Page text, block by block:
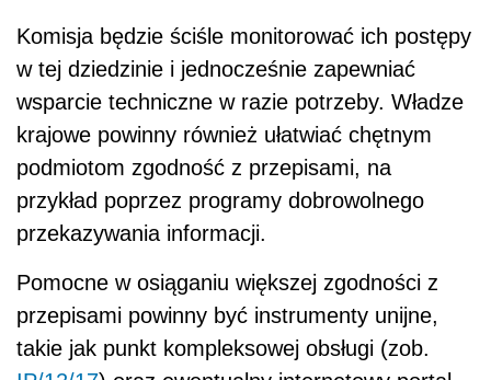
Komisja będzie ściśle monitorować ich postępy
w tej dziedzinie i jednocześnie zapewniać
wsparcie techniczne w razie potrzeby. Władze
krajowe powinny również ułatwiać chętnym
podmiotom zgodność z przepisami, na
przykład poprzez programy dobrowolnego
przekazywania informacji.
Pomocne w osiąganiu większej zgodności z
przepisami powinny być instrumenty unijne,
takie jak punkt kompleksowej obsługi (zob.